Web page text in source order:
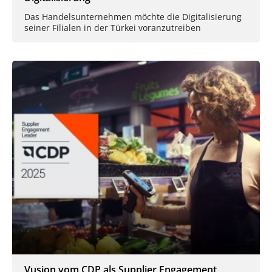
Das Handelsunternehmen möchte die Digitalisierung
seiner Filialen in der Türkei voranzutreiben